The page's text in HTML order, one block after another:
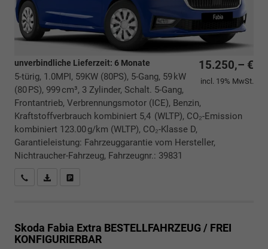
15.250,– €
incl. 19% MwSt.
unverbindliche Lieferzeit: 6 Monate
5-türig, 1.0MPI, 59KW (80PS), 5-Gang, 59 kW
(80 PS), 999 cm³, 3 Zylinder, Schalt. 5-Gang,
Frontantrieb, Verbrennungsmotor (ICE), Benzin,
Kraftstoffverbrauch kombiniert 5,4 (WLTP), CO₂-Emission
kombiniert 123.00 g/km (WLTP), CO₂-Klasse D,
Garantieleistung: Fahrzeuggarantie vom Hersteller,
Nichtraucher-Fahrzeug, Fahrzeugnr.: 39831
Rückrufbitte absenden
PDF-Datei, Fahrzeugexposé drucken
Skoda Fabia Extra BESTELLFAHRZEUG / FREI
KONFIGURIERBAR